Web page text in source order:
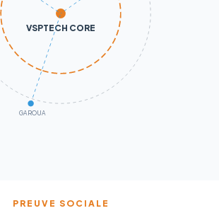
VSPTECH CORE
GAROUA
PREUVE SOCIALE